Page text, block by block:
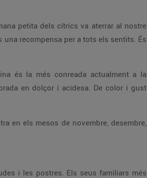
petita dels cítrics va aterrar al nostre
recompensa per a tots els sentits. És
és la més conreada actualment a la
en dolçor i acidesa. De color i gust
en els mesos de novembre, desembre,
i les postres. Els seus familiars més